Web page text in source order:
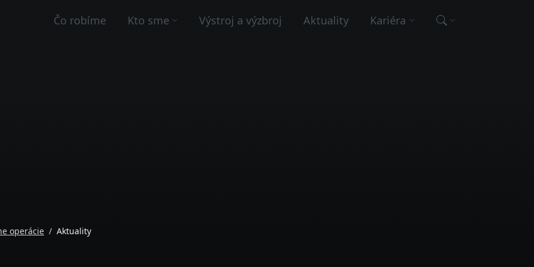
Čo robíme Kto sme Výstroj a výzbroj Aktuality Kariéra Vyhľadávanie
operácie Aktuality